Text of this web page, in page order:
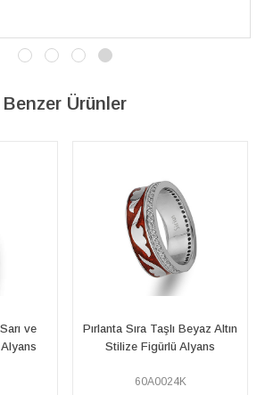
Benzer Ürünler
Altın
Pırlanta Sıra Taşlı Beyaz Altın
Klasik Alyans
60A0109K